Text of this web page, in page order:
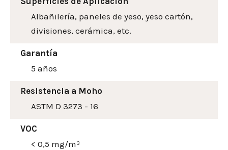
Albañilería, paneles de yeso, yeso cartón,
divisiones, cerámica, etc.
Garantía
5 años
Resistencia a Moho
ASTM D 3273 - 16
VOC
< 0,5 mg/m³